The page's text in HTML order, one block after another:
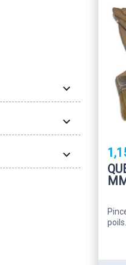



poils.